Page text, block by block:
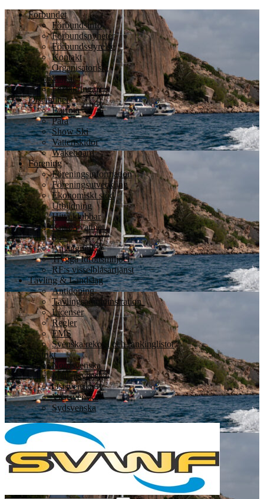
Förbundet
Förbundsinfo
Förbundsnyheter
Förbundsstyrelse
Kontakt
Organisatoriskt
Försäkringar
Försäkringar
Discipliner
Barfota
Para
Show Ski
Vattenskidor
Wakeboard
Förening
Föreningsinformation
Föreningsutveckling
Ekonomiskt stöd
Utbildning
Hitta klubbar
Kul på vattnet
65+
Anläggningar
Trygga Idrottsmiljöer
RF:s visselblåsartjänst
Tävling & Landslag
Antidoping
Tävlingsadmininstration
Licenser
Regler
EMS
Svenska rekord och rankinglistor
Distrikt
Nordsvenska
Mellansvenska
Östsvenska
Västsvenska
Sydsvenska